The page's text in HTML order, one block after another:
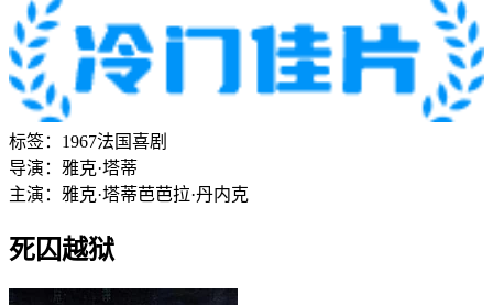
标签： 1967法国喜剧
导演： 雅克·塔蒂
主演： 雅克·塔蒂芭芭拉·丹内克
死囚越狱